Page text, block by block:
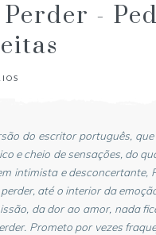
-
do escritor português, que
e cheio de sensações, do
intimista e desconcertante,
até o interior da
da dor ao amor, nada
Prometo por vezes